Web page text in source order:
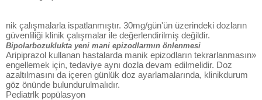
nik çalışmalarla ispatlanmıştır. 30mg/gün'ün üzerindeki dozların
güvenliliği klinik çalışmalar ile değerlendirilmiş değildir.
Bipolarbozuklukta yeni mani epizodlarmın önlenmesi
Aripiprazol kullanan hastalarda manik epizodların tekrarlanmasın»
engellemek için, tedaviye aynı dozla devam edilmelidir. Doz
azaltılmasını da içeren günlük doz ayarlamalarında, klinikdurum
göz önünde bulundurulmalıdır.
Pediatrlk popülasyon